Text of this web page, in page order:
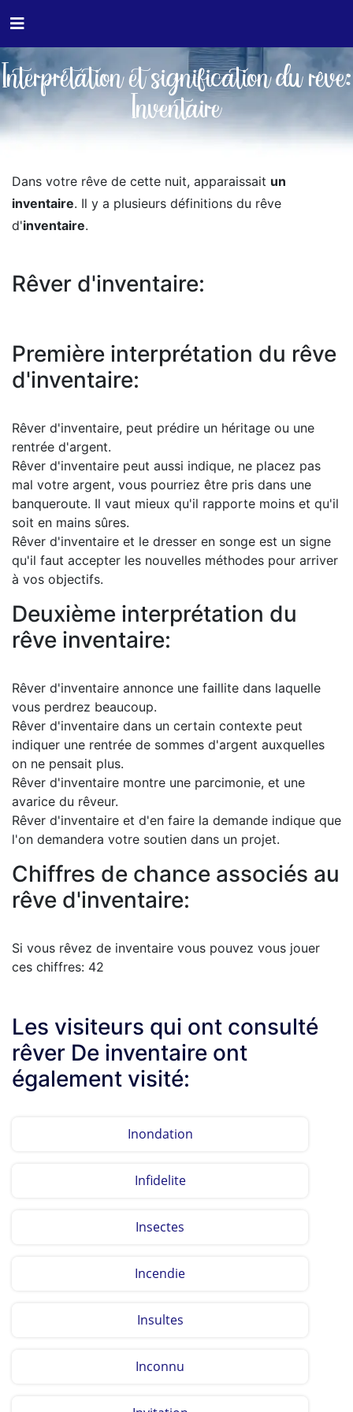
Interprétation et signification du rêve:
Inventaire
Dans votre rêve de cette nuit, apparaissait un
inventaire. Il y a plusieurs définitions du rêve
d'inventaire.
Rêver d'inventaire:
Première interprétation du rêve
d'inventaire:
Rêver d'inventaire, peut prédire un héritage ou une
rentrée d'argent.
Rêver d'inventaire peut aussi indique, ne placez pas
mal votre argent, vous pourriez être pris dans une
banqueroute. Il vaut mieux qu'il rapporte moins et qu'il
soit en mains sûres.
Rêver d'inventaire et le dresser en songe est un signe
qu'il faut accepter les nouvelles méthodes pour arriver
à vos objectifs.
Deuxième interprétation du
rêve inventaire:
Rêver d'inventaire annonce une faillite dans laquelle
vous perdrez beaucoup.
Rêver d'inventaire dans un certain contexte peut
indiquer une rentrée de sommes d'argent auxquelles
on ne pensait plus.
Rêver d'inventaire montre une parcimonie, et une
avarice du rêveur.
Rêver d'inventaire et d'en faire la demande indique que
l'on demandera votre soutien dans un projet.
Chiffres de chance associés au
rêve d'inventaire:
Si vous rêvez de inventaire vous pouvez vous jouer
ces chiffres: 42
Les visiteurs qui ont consulté
rêver De inventaire ont
également visité:
Inondation
Infidelite
Insectes
Incendie
Insultes
Inconnu